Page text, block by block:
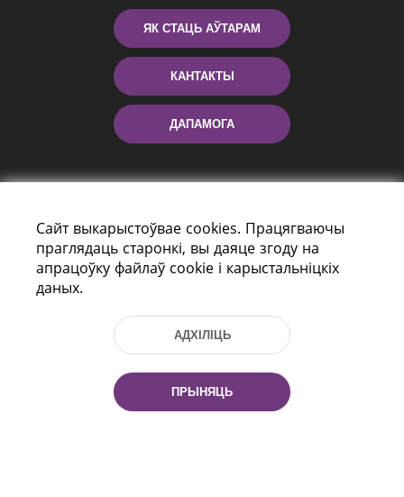
ЯК СТАЦЬ АЎТАРАМ
КАНТАКТЫ
ДАПАМОГА
праспект Незалежнасці 116
г. Мiнск, Рэспубліка Беларусь, 220114
Тэл.: (+375 17) 368 37 37, Факс: (+375 17)
Эл. пошта: inbox@nlb.by
Сайт выкарыстоўвае cookies. Працягваючы
праглядаць старонкі, вы даяце згоду на
апрацоўку файлаў cookie і карыстальніцкіх
даных.
АДХІЛІЦЬ
ПРЫНЯЦЬ